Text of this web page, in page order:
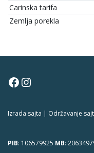
Carinska tarifa
Zemlja porekla
Facebook
Instagram
Izrada sajta | Održavanje
PIB: 106579925 MB: